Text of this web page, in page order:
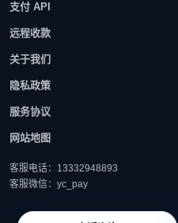
支付 API
远程收款
关于我们
隐私政策
服务协议
网站地图
客服电话：13332948893
客服微信：yc_pay